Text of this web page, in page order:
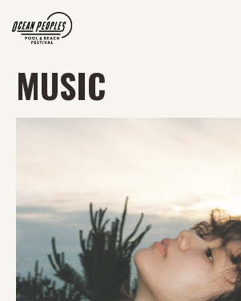
MUSIC